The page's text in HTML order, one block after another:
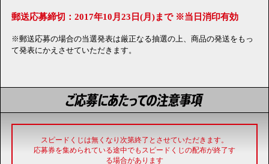
郵送応募締切：2017年10月23日(月)まで ※当日消印有効
※郵送応募の場合の当選発表は厳正なる抽選の上、商品の発送をもっ
て発表にかえさせていただきます。
スピードくじは無くなり次第終了とさせていただきます。
応募券を集められている途中でもスピードくじの配布が終了す
る場合があります